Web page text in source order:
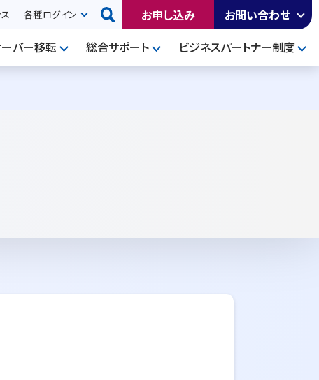
各種ログイン お申し込み
お問い合わせ
バー移転 総合サポート ビジネスパートナー制度